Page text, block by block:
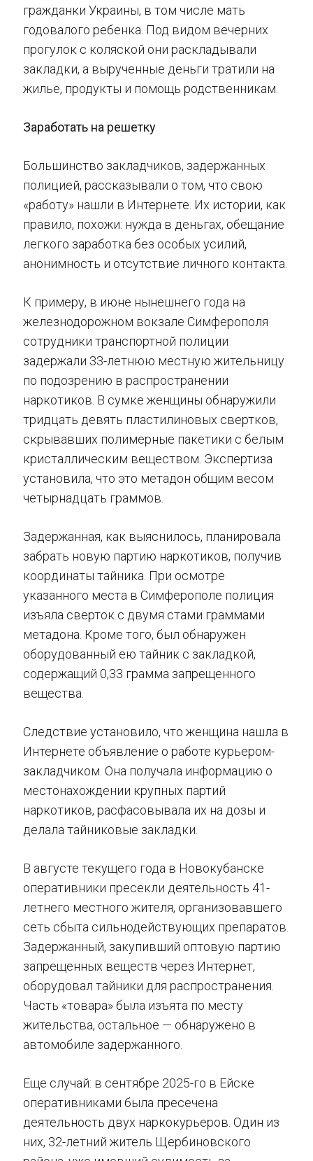
гражданки Украины, в том числе мать
годовалого ребенка. Под видом вечерних
прогулок с коляской они раскладывали
закладки, а вырученные деньги тратили на
жилье, продукты и помощь родственникам.
Заработать на решетку
Большинство закладчиков, задержанных
полицией, рассказывали о том, что свою
«работу» нашли в Интернете. Их истории, как
правило, похожи: нужда в деньгах, обещание
легкого заработка без особых усилий,
анонимность и отсутствие личного контакта.
К примеру, в июне нынешнего года на
железнодорожном вокзале Симферополя
сотрудники транспортной полиции
задержали 33-летнюю местную жительницу
по подозрению в распространении
наркотиков. В сумке женщины обнаружили
тридцать девять пластилиновых свертков,
скрывавших полимерные пакетики с белым
кристаллическим веществом. Экспертиза
установила, что это метадон общим весом
четырнадцать граммов.
Задержанная, как выяснилось, планировала
забрать новую партию наркотиков, получив
координаты тайника. При осмотре
указанного места в Симферополе полиция
изъяла сверток с двумя стами граммами
метадона. Кроме того, был обнаружен
оборудованный ею тайник с закладкой,
содержащий 0,33 грамма запрещенного
вещества.
Следствие установило, что женщина нашла в
Интернете объявление о работе курьером-
закладчиком. Она получала информацию о
местонахождении крупных партий
наркотиков, расфасовывала их на дозы и
делала тайниковые закладки.
В августе текущего года в Новокубанске
оперативники пресекли деятельность 41-
летнего местного жителя, организовавшего
сеть сбыта сильнодействующих препаратов.
Задержанный, закупивший оптовую партию
запрещенных веществ через Интернет,
оборудовал тайники для распространения.
Часть «товара» была изъята по месту
жительства, остальное — обнаружено в
автомобиле задержанного.
Еще случай: в сентябре 2025-го в Ейске
оперативниками была пресечена
деятельность двух наркокурьеров. Один из
них, 32-летний житель Щербиновского